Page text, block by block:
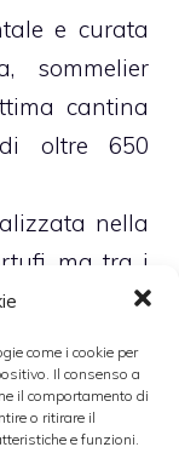
come i cookie per
Il consenso a
il comportamento di
o ritirare il
e funzioni.
e curata
sommelier
cantina
oltre 650
nella
ma tra i
portate della
creativi: il
la
di pane, il
gelatina di